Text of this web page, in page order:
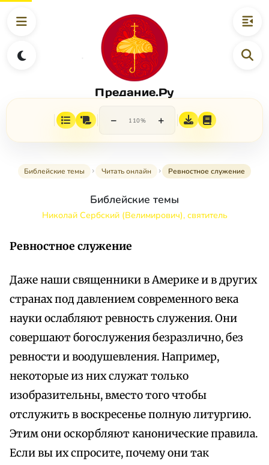
Предание.Ру
− 110% +
Библейские темы Читать онлайн Ревностное служение
Библейские темы
Николай Сербский (Велимирович), святитель
Ревностное служение
Даже наши священники в Америке и в других
странах под давлением современного века
науки ослабляют ревность служения. Они
совершают богослужения безразлично, без
ревности и воодушевления. Например,
некоторые из них служат только
изобразительны, вместо того чтобы
отслужить в воскресенье полную литургию.
Этим они оскорбляют канонические правила.
Если вы их спросите, почему они так